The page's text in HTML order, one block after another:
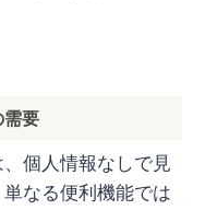
需要
個人情報なしで見
なる便利機能では